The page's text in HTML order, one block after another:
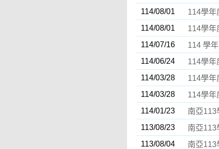
114/08/01
114學年
114/08/01
114學年
114/07/16
114 學
114/06/24
114學年
114/03/28
114學年
114/03/28
114學年
114/01/23
南亞113
113/08/23
南亞113
113/08/04
南亞113